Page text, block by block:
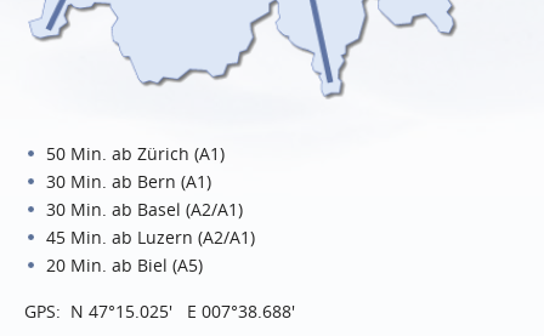
50 Min. ab Zürich (A1)
30 Min. ab Bern (A1)
30 Min. ab Basel (A2/A1)
45 Min. ab Luzern (A2/A1)
20 Min. ab Biel (A5)
GPS: N 47°15.025' E 007°38.688'